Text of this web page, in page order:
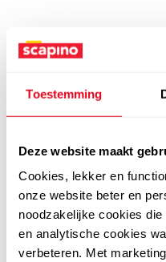
Toestemming
Deze website maakt
Cookies, lekker en
onze website beter en
noodzakelijke cookies
en analytische cookies
verbeteren. Met